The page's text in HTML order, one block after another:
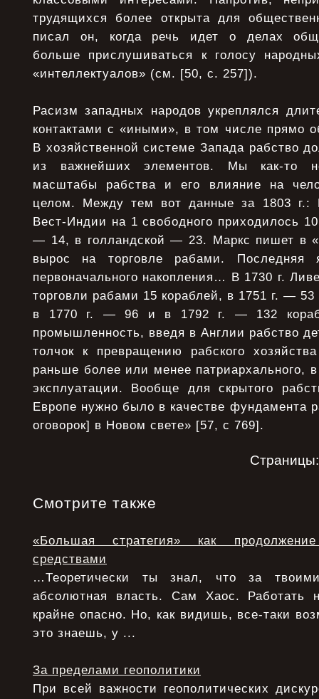
трудящихся более открыта для
писал он, когда речь идет о делах
больше прислушиваться к голосу
«интеллектуалов» (см. [50, с. 257]).
Расизм западных народов укреплялся
контактами с «иными», в том числе прямо
В хозяйственной системе Запада рабство
из важнейших элементов. Мы как-то
масштабы рабства и его влияние на
целом. Между тем вот данные за 1803 г.:
Вест-Индии на 1 свободного приходилось
— 14, в голландской — 23. Маркс пишет в
вырос на торговле рабами. Последняя
первоначального накопления… В 1730 г.
торговли рабами 15 кораблей, в 1751 г. —
в 1770 г. — 96 и в 1792 г. — 132
промышленность, введя в Англии рабство
толчок к превращению рабского
раньше более или менее патриархального,
эксплуатации. Вообще для скрытого
Европе нужно было в качестве фундамента
оговорок] в Новом свете» [57, с 769].
Смотрите также
«Большая стратегия» как
средствами
…Теоретически ты знал, что за
абсолютная власть. Сам Хаос. Работать
крайне опасно. Но, как видишь, все-таки
это знаешь, у ...
За пределами геополитики
При всей важности геополитических